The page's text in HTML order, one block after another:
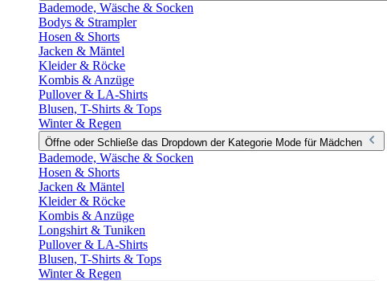
Bademode, Wäsche & Socken
Bodys & Strampler
Hosen & Shorts
Jacken & Mäntel
Kleider & Röcke
Kombis & Anzüge
Pullover & LA-Shirts
Blusen, T-Shirts & Tops
Winter & Regen
Öffne oder Schließe das Dropdown der Kategorie Mode für Mädchen
Bademode, Wäsche & Socken
Hosen & Shorts
Jacken & Mäntel
Kleider & Röcke
Kombis & Anzüge
Longshirt & Tuniken
Pullover & LA-Shirts
Blusen, T-Shirts & Tops
Winter & Regen